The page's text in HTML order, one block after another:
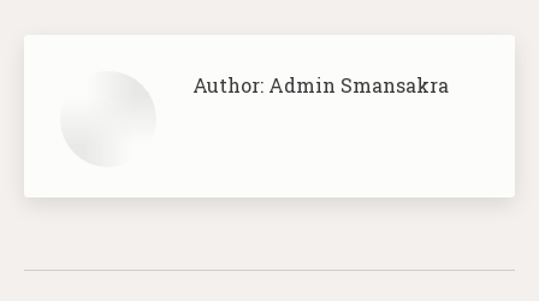
Author: Admin Smansakra